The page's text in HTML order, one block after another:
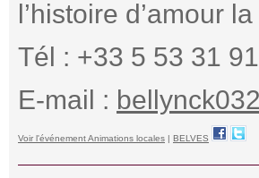
l’histoire d’amour
Tél : +33 5 53 31
E-mail :
Voir l'événement Animations locales | BELVES